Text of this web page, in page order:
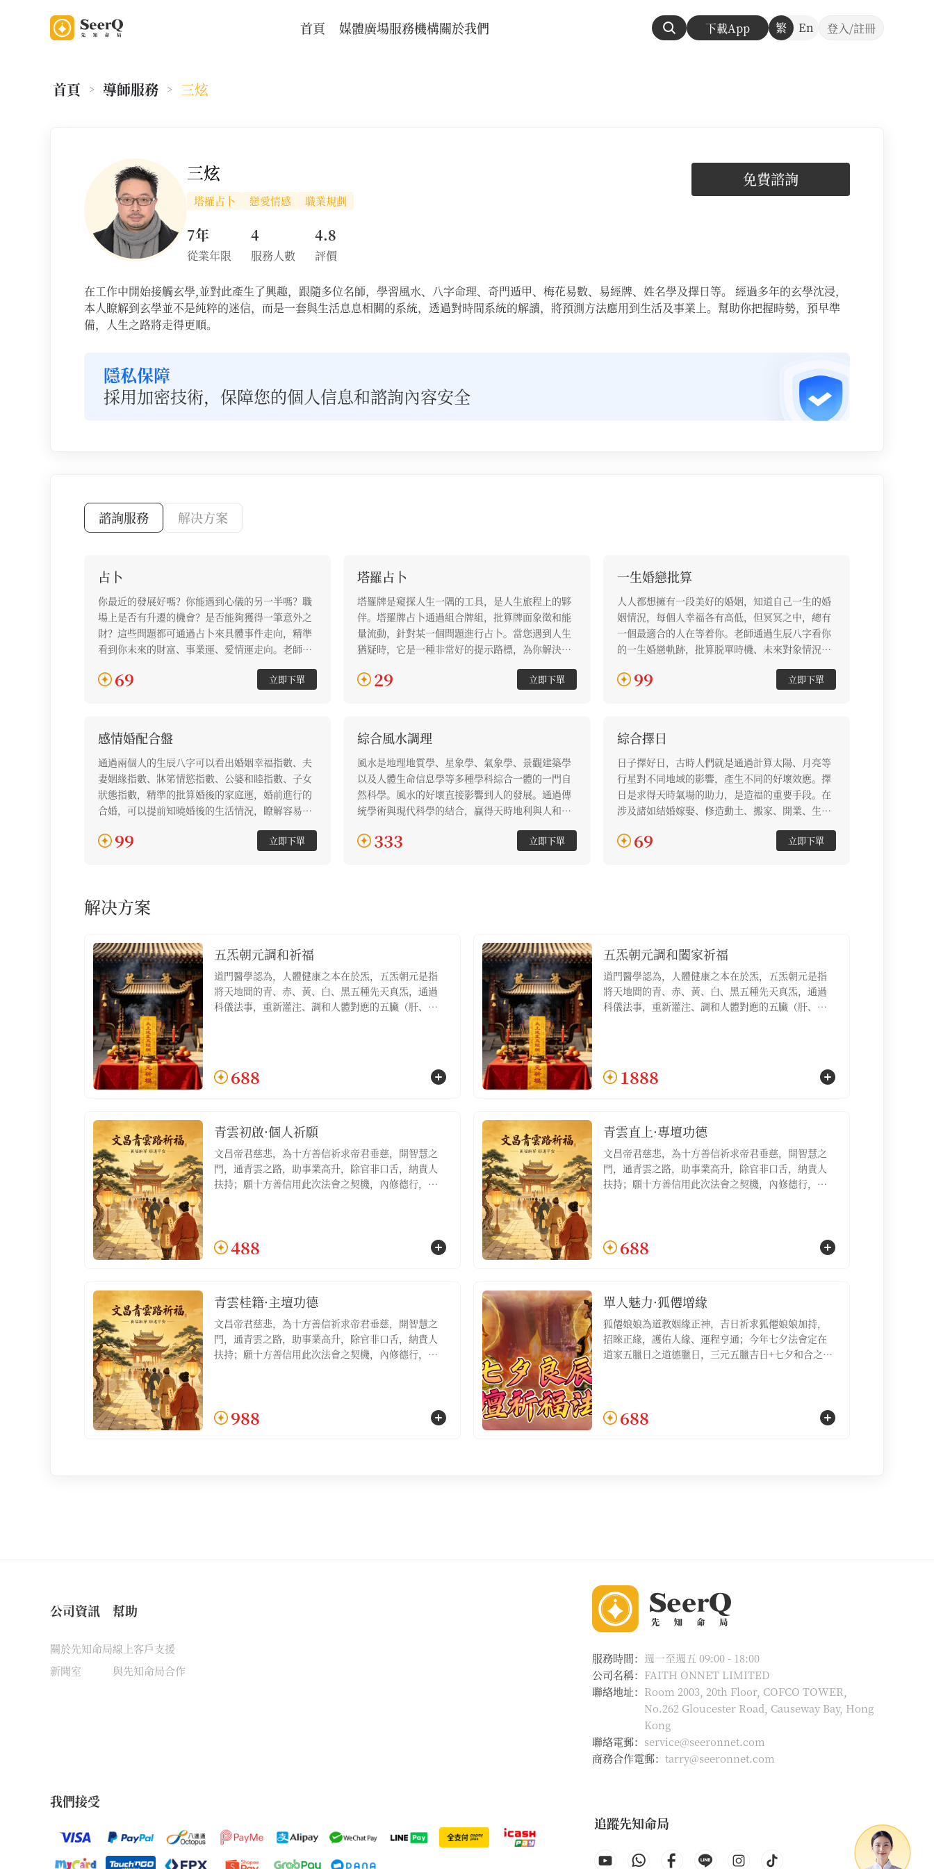
首頁 > 導師服務 > 三炫
首頁 媒體廣場服務機構關於我們 下載App 繁 En 登入/註冊
老師資料 三炫
塔羅占卜 戀愛情感 職業規劃
免費諮詢
從業年限
7年
服務人數
4
評價
4.8
在工作中開始接觸玄學,並對此產生了興趣，跟隨多位名師，學習風水、八字命理、奇門遁甲、梅花易數、易經牌、姓名學及擇日等。 經過多年的玄學沈浸，
本人瞭解到玄學並不是純粹的迷信，而是一套與生活息息相關的系統，透過對時間系統的解讀，將預測方法應用到生活及事業上。幫助你把握時勢，預早準
備，人生之路將走得更順。
隱私保障
採用加密技術，保障您的個人信息和諮詢內容安全
諮詢服務 解决方案
諮詢服務列表
占卜
你最近的發展好嗎？你能遇到心儀的另一半嗎？職
場上是否有升遷的機會？是否能夠獲得一筆意外之
財？這些問題都可通過占卜來具體事件走向，精準
看到你未來的財富、事業運、愛情運走向。老師針
答，並給予相應的發展調理建議。
69 立即下單
塔羅占卜
塔羅牌是窺探人生一隅的工具，是人生旅程上的夥
伴。塔羅牌占卜通過組合牌組，批算牌面象徵和能
量流動，針對某一個問題進行占卜。當您遇到人生
猶疑時，它是一種非常好的提示路標，為你解決愛
個問題詳細批算。
29 立即下單
一生婚戀批算
人人都想擁有一段美好的婚姻，知道自己一生的婚
姻情況，每個人幸福各有高低，但冥冥之中，總有
一個最適合的人在等着你。老師通過生辰八字看你
的一生婚戀軌跡，批算脱單時機、未來對象情況、
來臨的時機，為你守護個人姻緣的幸福。
99 立即下單
感情婚配合盤
通過兩個人的生辰八字可以看出婚姻幸福指數、夫
妻姻緣指數、牀笫情慾指數、公婆和睦指數、子女
狀態指數，精準的批算婚後的家庭運，婚前進行的
合婚，可以提前知曉婚後的生活情況，瞭解容易出
99 立即下單
綜合風水調理
風水是地理地質學、星象學、氣象學、景觀建築學
以及人體生命信息學等多種學科綜合一體的一門自
然科學。風水的好壞直接影響到人的發展。通過傳
統學術與現代科學的結合，贏得天時地利與人和。
提升自我。
333 立即下單
綜合擇日
日子擇好日，古時人們就是通過計算太陽、月亮等
行星對不同地域的影響，產生不同的好壞效應。擇
日是求得天時氣場的助力，是造福的重要手段。在
涉及諸如結婚嫁娶、修造動土、搬家、開業、生兒
提升自我、福自天降、榮華富貴。
69 立即下單
解决方案列表
解决方案
五炁朝元調和祈福
道門醫學認為，人體健康之本在於炁，五炁朝元是指
將天地間的青、赤、黃、白、黑五種先天真炁，通過
科儀法事，重新灌注、調和人體對應的五臟（肝、
文1份】688
五炁朝元調和闔家祈福
道門醫學認為，人體健康之本在於炁，五炁朝元是指
將天地間的青、赤、黃、白、黑五種先天真炁，通過
科儀法事，重新灌注、調和人體對應的五臟（肝、
文3份】1888
青雲初啟·個人祈願
文昌帝君慈悲，為十方善信祈求帝君垂慈，開智慧之
門，通青雲之路，助事業高升，除官非口舌，納貴人
扶持；願十方善信用此次法會之契機，內修德行，外
善信【服務包含：青雲初啟·個人祈願祈福名額1位，
488
青雲直上·專壇功德
文昌帝君慈悲，為十方善信祈求帝君垂慈，開智慧之
門，通青雲之路，助事業高升，除官非口舌，納貴人
扶持；願十方善信用此次法會之契機，內修德行，外
善信【服務包含：青雲直上·專壇功德祈福名額1位，
688
青雲桂籍·主壇功德
文昌帝君慈悲，為十方善信祈求帝君垂慈，開智慧之
門，通青雲之路，助事業高升，除官非口舌，納貴人
扶持；願十方善信用此次法會之契機，內修德行，外
善信【服務包含：青雲桂籍·主壇功德祈福名額1位，
祈福疏文1份，文昌化寶9袋】
988
單人魅力·狐僊增緣
狐僊娘娘為道教姻緣正神，吉日祈求狐僊娘娘加持，
招睞正緣，護佑人緣、運程亨通；今年七夕法會定在
道家五臘日之道德臘日，三元五臘吉日+七夕和合之
盞，⑤白狐掛墜項鏈1份】
688
公司資訊
關於先知命局
新聞室
幫助
線上客戶支援
與先知命局合作
服務時間： 週一至週五 09:00 - 18:00
公司名稱： FAITH ONNET LIMITED
聯絡地址： Room 2003, 20th Floor, COFCO TOWER,
No.262 Gloucester Road, Causeway Bay, Hong
Kong
聯絡電郵： service@seeronnet.com
商務合作電郵： tarry@seeronnet.com
我們接受
追蹤先知命局